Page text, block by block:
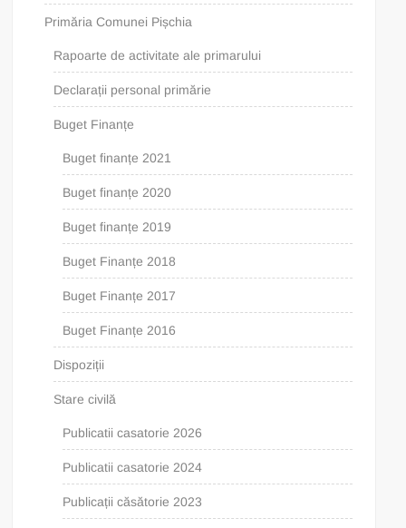
Primăria Comunei Pișchia
Rapoarte de activitate ale primarului
Declarații personal primărie
Buget Finanțe
Buget finanțe 2021
Buget finanțe 2020
Buget finanțe 2019
Buget Finanțe 2018
Buget Finanțe 2017
Buget Finanțe 2016
Dispoziții
Stare civilă
Publicatii casatorie 2026
Publicatii casatorie 2024
Publicații căsătorie 2023